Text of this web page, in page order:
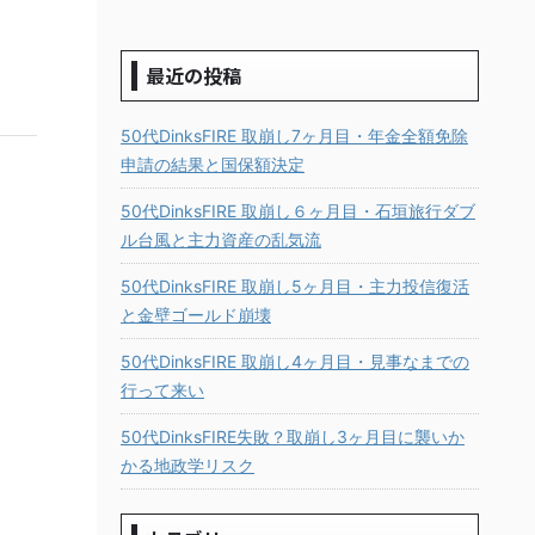
最近の投稿
50代DinksFIRE 取崩し7ヶ月目・年金全額免除
申請の結果と国保額決定
50代DinksFIRE 取崩し６ヶ月目・石垣旅行ダブ
ル台風と主力資産の乱気流
50代DinksFIRE 取崩し5ヶ月目・主力投信復活
と金壁ゴールド崩壊
50代DinksFIRE 取崩し4ヶ月目・見事なまでの
行って来い
50代DinksFIRE失敗？取崩し3ヶ月目に襲いか
かる地政学リスク